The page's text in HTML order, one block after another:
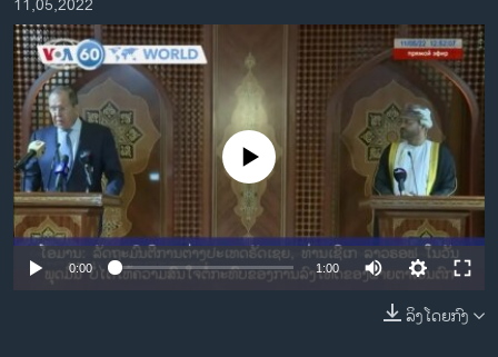
ອິດສະຫຼະພາບດ້ານການຂ່າວ
ຊີວິດຊາວລາວ
ຊຸມຊົນຊາວລາວ
ວິທະຍາສາດ-ເທັກໂນໂລຈີ
ທຸລະກິດ
ພາສາອັງກິດ
ວີດີໂອ
No media source currently available
0:00 1:00
ລິງໂດຍກົງ